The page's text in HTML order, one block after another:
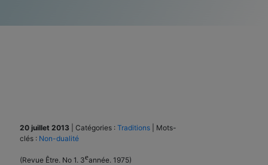
20 juillet 2013 Catégories : Traditions
Mots-
clés : Non-dualité
(Revue Être. No 1. 3eannée. 1975)